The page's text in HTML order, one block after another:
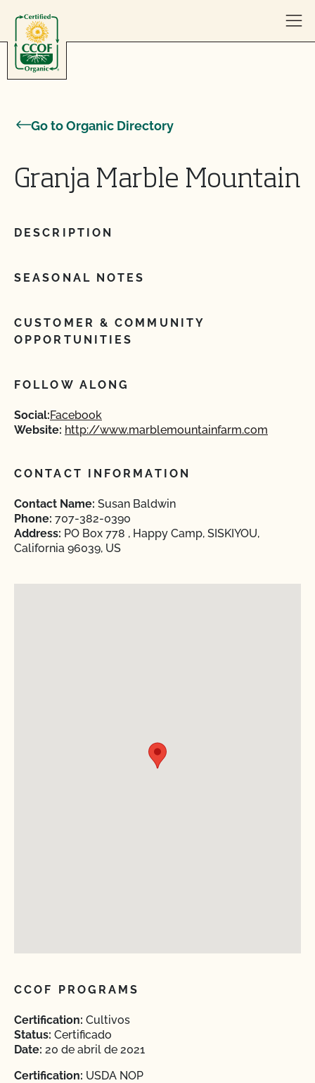
Go to Organic Directory
Granja Marble Mountain
DESCRIPTION
SEASONAL NOTES
CUSTOMER & COMMUNITY
OPPORTUNITIES
FOLLOW ALONG
Social:Facebook
Website: http://www.marblemountainfarm.com
CONTACT INFORMATION
Contact Name: Susan Baldwin
Phone: 707-382-0390
Address: PO Box 778 , Happy Camp, SISKIYOU,
California 96039, US
CCOF PROGRAMS
Certification: Cultivos
Status: Certificado
Date: 20 de abril de 2021
Certification: USDA NOP